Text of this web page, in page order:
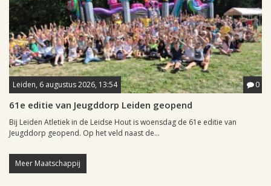
Leiden, 6 augustus 2026, 13:54 0
61e editie van Jeugddorp Leiden geopend
Bij Leiden Atletiek in de Leidse Hout is woensdag de 61e editie van
Jeugddorp geopend. Op het veld naast de...
Meer Maatschappij